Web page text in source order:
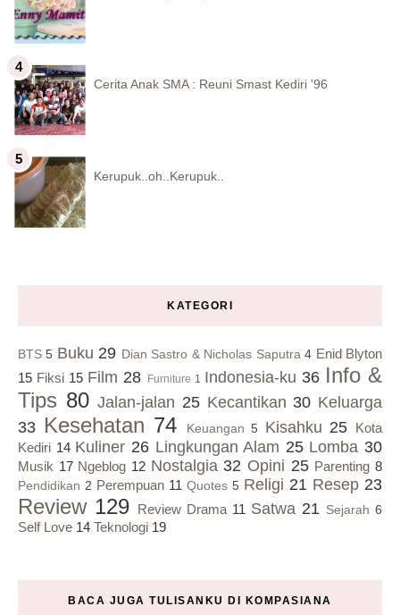
Cerita Anak SMA : Reuni Smast Kediri '96
Kerupuk..oh..Kerupuk..
KATEGORI
BTS 5 Buku 29 Dian Sastro & Nicholas Saputra 4 Enid Blyton
15 Fiksi 15 Film 28 Furniture 1 Indonesia-ku 36 Info &
Tips 80 Jalan-jalan 25 Kecantikan 30 Keluarga
33 Kesehatan 74 Keuangan 5 Kisahku 25 Kota
Kediri 14 Kuliner 26 Lingkungan Alam 25 Lomba 30
Musik 17 Ngeblog 12 Nostalgia 32 Opini 25 Parenting 8
Pendidikan 2 Perempuan 11 Quotes 5 Religi 21 Resep 23
Review 129 Review Drama 11 Satwa 21 Sejarah 6
Self Love 14 Teknologi 19
BACA JUGA TULISANKU DI KOMPASIANA